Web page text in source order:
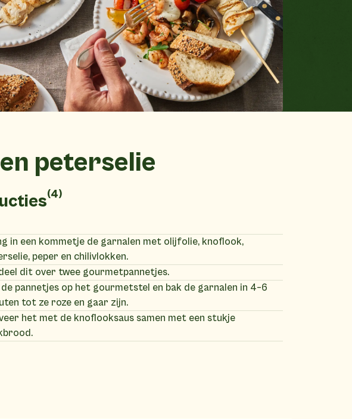
peterselie
(4)
in een kommetje de garnalen met olijfolie, knoflook,
peper en chilivlokken.
dit over twee gourmetpannetjes.
pannetjes op het gourmetstel en bak de garnalen in 4–6
tot ze roze en gaar zijn.
het met de knoflooksaus samen met een stukje